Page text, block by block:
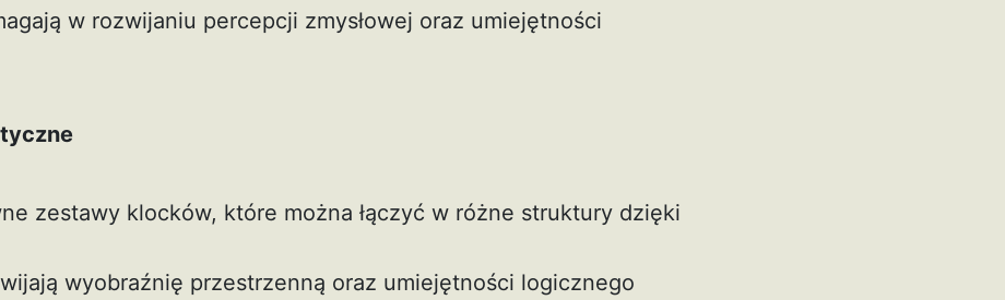
w rozwijaniu percepcji zmysłowej oraz umiejętności
zestawy klocków, które można łączyć w różne struktury dzięki
wyobraźnię przestrzenną oraz umiejętności logicznego